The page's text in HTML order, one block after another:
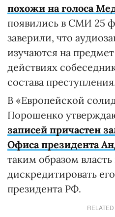
похожи на голоса
появились в СМИ 25
заверили, что
изучаются на
действиях
состава
В «Европейской
Порошенко
записей причастен
Офиса президента
таким образом власть
дискредитировать
президента РФ.